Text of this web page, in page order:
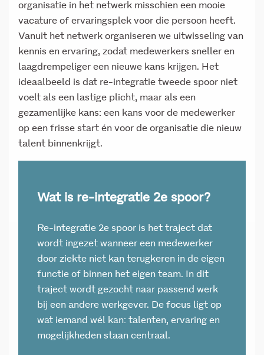
organisatie in het netwerk misschien een mooie
vacature of ervaringsplek voor die persoon heeft.
Vanuit het netwerk organiseren we uitwisseling van
kennis en ervaring, zodat medewerkers sneller en
laagdrempeliger een nieuwe kans krijgen. Het
ideaalbeeld is dat re-integratie tweede spoor niet
voelt als een lastige plicht, maar als een
gezamenlijke kans: een kans voor de medewerker
op een frisse start én voor de organisatie die nieuw
talent binnenkrijgt.
Wat is re-integratie 2e spoor?
Re‑integratie 2e spoor is het traject dat
wordt ingezet wanneer een medewerker
door ziekte niet kan terugkeren in de eigen
functie of binnen het eigen team. In dit
traject wordt gezocht naar passend werk
bij een andere werkgever. De focus ligt op
wat iemand wél kan: talenten, ervaring en
mogelijkheden staan centraal.